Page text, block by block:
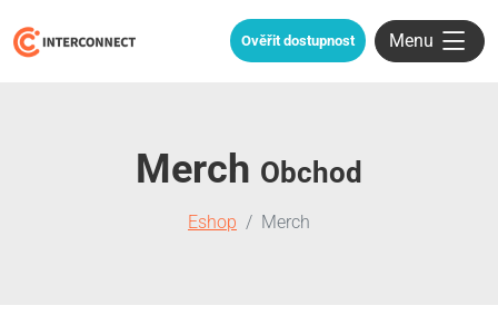
Ověřit dostupnost Menu
Merch Obchod
Eshop Merch